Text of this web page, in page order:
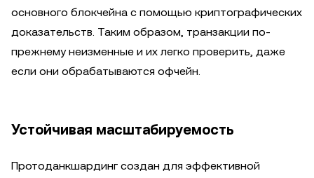
основного блокчейна с помощью криптографических
доказательств. Таким образом, транзакции по-
прежнему неизменные и их легко проверить, даже
если они обрабатываются офчейн.
Устойчивая масштабируемость
Протоданкшардинг создан для эффективной